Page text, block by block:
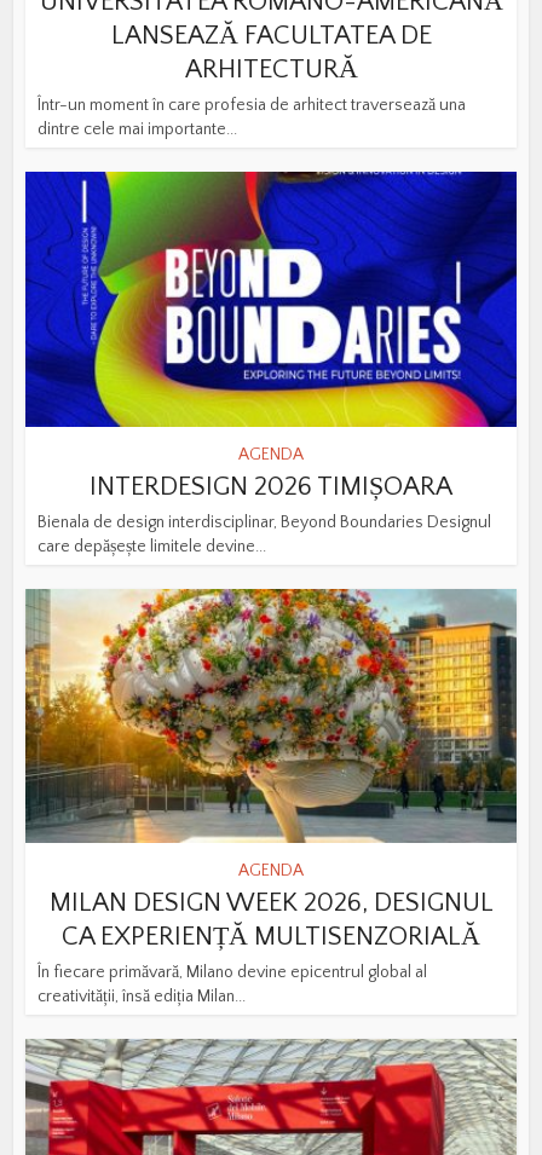
LANSEAZĂ FACULTATEA DE
ARHITECTURĂ
Într-un moment în care profesia de arhitect traversează una
dintre cele mai importante...
AGENDA
INTERDESIGN 2026 TIMIȘOARA
Bienala de design interdisciplinar, Beyond Boundaries Designul
care depășește limitele devine...
AGENDA
MILAN DESIGN WEEK 2026, DESIGNUL
CA EXPERIENȚĂ MULTISENZORIALĂ
În fiecare primăvară, Milano devine epicentrul global al
creativității, însă ediția Milan...